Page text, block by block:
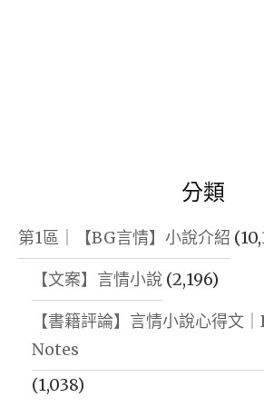
分類
第1區｜【BG言情】小說介紹
【文案】言情小說 (2,196)
【書籍評論】言情小說心得文
Notes
(1,038)